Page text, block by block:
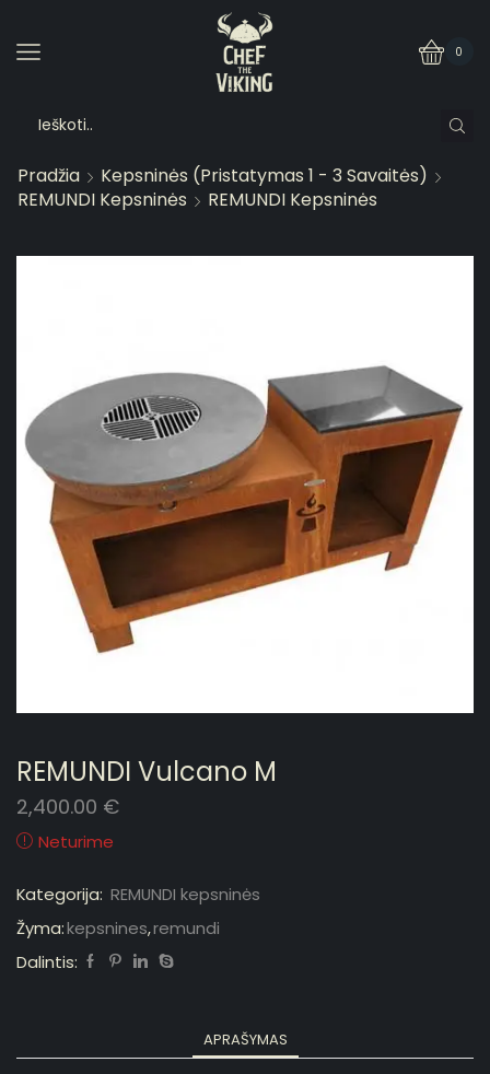
0
Pradžia
Kepsninės (pristatymas 1 - 3 Savaitės)
REMUNDI Kepsninės
REMUNDI Kepsninės
REMUNDI Vulcano M
2,400.00 €
Neturime
Kategorija: REMUNDI kepsninės
Žyma:kepsnines,remundi
Dalintis:
APRAŠYMAS